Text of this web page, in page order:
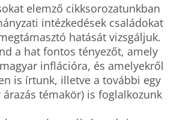
elemző cikksorozatunkban
intézkedések családokat
hatását vizsgáljuk.
a hat fontos tényezőt, amely
inflációra, és amelyekről
is írtunk, illetve a további egy
árazás témakör) is foglalkozunk